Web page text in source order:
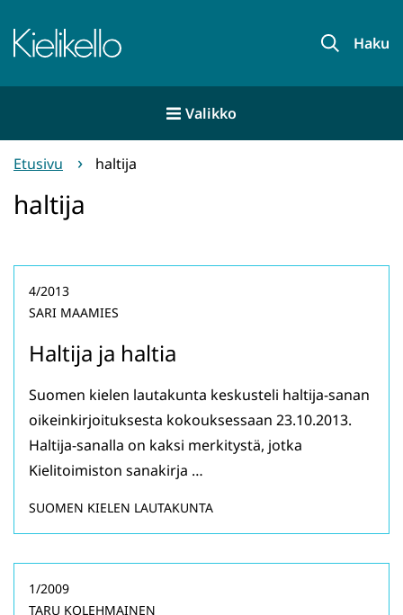
sisältöön
Etusivu Haku
Valikko
Etusivu haltija
haltija
Haltija ja haltia
4/2013
SARI MAAMIES
Suomen kielen lautakunta keskusteli haltija-sanan
oikeinkirjoituksesta kokouksessaan 23.10.2013.
Haltija-sanalla on kaksi merkitystä, jotka
Kielitoimiston sanakirja …
SUOMEN KIELEN LAUTAKUNTA
1/2009
TARU KOLEHMAINEN